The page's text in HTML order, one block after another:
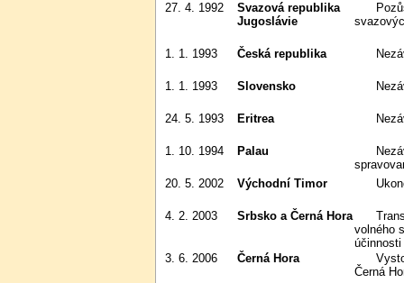
27. 4. 1992
Svazová republika
Jugoslávie
Pozůstatek SFRJ po odtržení
1. 1. 1993 Česká republika
1. 1. 1993 Slovensko
24. 5. 1993 Eritrea
1. 10. 1994 Palau
Nezávislost na mandátu OSN
20. 5. 2002
Východní Timor
4. 2. 2003 Srbsko a Černá Hora
Transformace SRJ do podoby
volného
3. 6. 2006
Černá Hora
Vystoupení ze svazku Srbsko a
Černá